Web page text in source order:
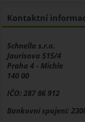
Kontaktní
Schnella s.r.o.
Jaurisova 515/4
Praha 4 - Michle
140 00
IČO: 287 86 912
Bankovní spojení: